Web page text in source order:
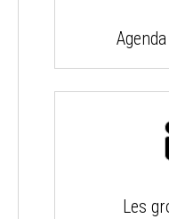
Les